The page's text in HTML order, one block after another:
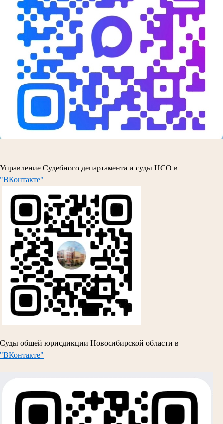
Управление Судебного департамента и суды НСО в
"ВКонтакте"
Суды общей юрисдикции Новосибирской области в
"ВКонтакте"